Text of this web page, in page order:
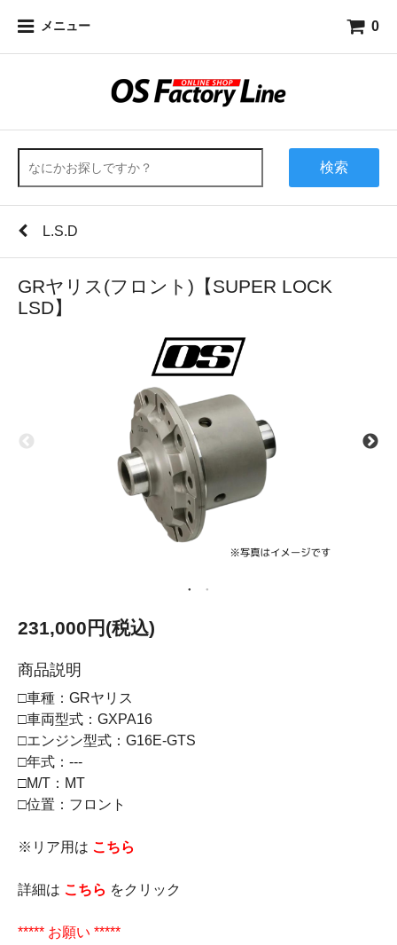
メニュー 0
検索
L.S.D
GRヤリス(フロント)【SUPER LOCK
LSD】
231,000円(税込)
商品説明
□車種：GRヤリス
□車両型式：GXPA16
□エンジン型式：G16E-GTS
□年式：---
□M/T：MT
□位置：フロント
※リア用は こちら
詳細は こちら をクリック
***** お願い *****